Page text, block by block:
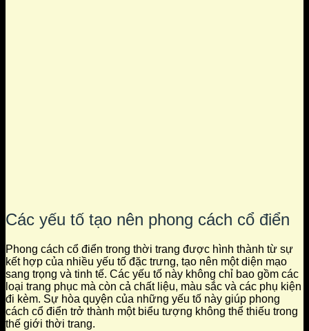
Các yếu tố tạo nên phong cách cổ điển
Phong cách cổ điển trong thời trang được hình thành từ sự
kết hợp của nhiều yếu tố đặc trưng, tạo nên một diện mạo
sang trọng và tinh tế. Các yếu tố này không chỉ bao gồm các
loại trang phục mà còn cả chất liệu, màu sắc và các phụ kiện
đi kèm. Sự hòa quyện của những yếu tố này giúp phong
cách cổ điển trở thành một biểu tượng không thể thiếu trong
thế giới thời trang.